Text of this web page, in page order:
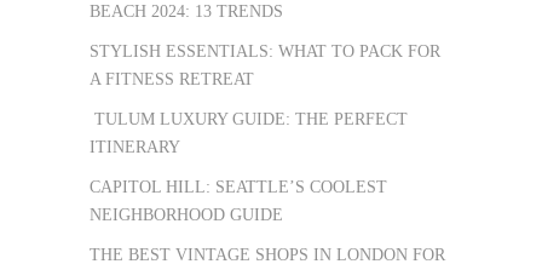
BEACH 2024: 13 TRENDS
STYLISH ESSENTIALS: WHAT TO PACK FOR
A FITNESS RETREAT
TULUM LUXURY GUIDE: THE PERFECT
ITINERARY
CAPITOL HILL: SEATTLE’S COOLEST
NEIGHBORHOOD GUIDE
THE BEST VINTAGE SHOPS IN LONDON FOR